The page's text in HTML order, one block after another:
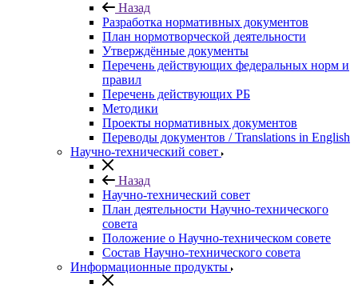
Назад
Разработка нормативных документов
План нормотворческой деятельности
Утверждённые документы
Перечень действующих федеральных норм и
правил
Перечень действующих РБ
Методики
Проекты нормативных документов
Переводы документов / Translations in English
Научно-технический совет
Назад
Научно-технический совет
План деятельности Научно-технического
совета
Положение о Научно-техническом совете
Состав Научно-технического совета
Информационные продукты